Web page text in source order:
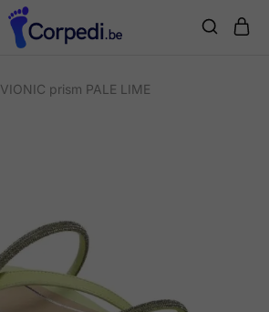
VIONIC prism PALE LIME